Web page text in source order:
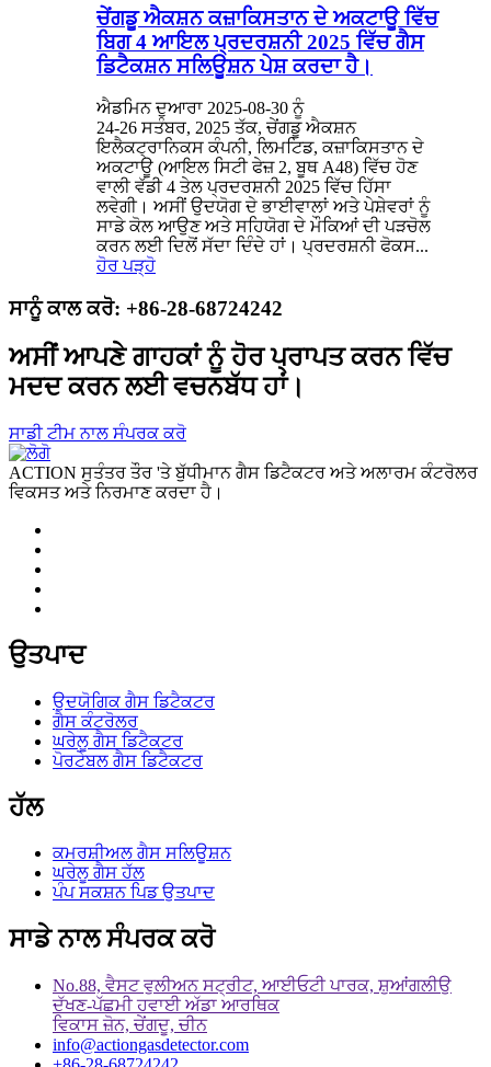
ਚੇਂਗਡੂ ਐਕਸ਼ਨ ਕਜ਼ਾਕਿਸਤਾਨ ਦੇ ਅਕਟਾਊ ਵਿੱਚ
ਬਿਗ 4 ਆਇਲ ਪ੍ਰਦਰਸ਼ਨੀ 2025 ਵਿੱਚ ਗੈਸ
ਡਿਟੈਕਸ਼ਨ ਸਲਿਊਸ਼ਨ ਪੇਸ਼ ਕਰਦਾ ਹੈ।
ਐਡਮਿਨ ਦੁਆਰਾ 2025-08-30 ਨੂੰ
24-26 ਸਤੰਬਰ, 2025 ਤੱਕ, ਚੇਂਗਡੂ ਐਕਸ਼ਨ
ਇਲੈਕਟ੍ਰਾਨਿਕਸ ਕੰਪਨੀ, ਲਿਮਟਿਡ, ਕਜ਼ਾਕਿਸਤਾਨ ਦੇ
ਅਕਟਾਊ (ਆਇਲ ਸਿਟੀ ਫੇਜ਼ 2, ਬੂਥ A48) ਵਿੱਚ ਹੋਣ
ਵਾਲੀ ਵੱਡੀ 4 ਤੇਲ ਪ੍ਰਦਰਸ਼ਨੀ 2025 ਵਿੱਚ ਹਿੱਸਾ
ਲਵੇਗੀ। ਅਸੀਂ ਉਦਯੋਗ ਦੇ ਭਾਈਵਾਲਾਂ ਅਤੇ ਪੇਸ਼ੇਵਰਾਂ ਨੂੰ
ਸਾਡੇ ਕੋਲ ਆਉਣ ਅਤੇ ਸਹਿਯੋਗ ਦੇ ਮੌਕਿਆਂ ਦੀ ਪੜਚੋਲ
ਕਰਨ ਲਈ ਦਿਲੋਂ ਸੱਦਾ ਦਿੰਦੇ ਹਾਂ। ਪ੍ਰਦਰਸ਼ਨੀ ਫੋਕਸ...
ਹੋਰ ਪੜ੍ਹੋ
ਸਾਨੂੰ ਕਾਲ ਕਰੋ: +86-28-68724242
ਅਸੀਂ ਆਪਣੇ ਗਾਹਕਾਂ ਨੂੰ ਹੋਰ ਪ੍ਰਾਪਤ ਕਰਨ ਵਿੱਚ
ਮਦਦ ਕਰਨ ਲਈ ਵਚਨਬੱਧ ਹਾਂ।
ਸਾਡੀ ਟੀਮ ਨਾਲ ਸੰਪਰਕ ਕਰੋ
ACTION ਸੁਤੰਤਰ ਤੌਰ 'ਤੇ ਬੁੱਧੀਮਾਨ ਗੈਸ ਡਿਟੈਕਟਰ ਅਤੇ ਅਲਾਰਮ ਕੰਟਰੋਲਰ
ਵਿਕਸਤ ਅਤੇ ਨਿਰਮਾਣ ਕਰਦਾ ਹੈ।
ਉਤਪਾਦ
ਉਦਯੋਗਿਕ ਗੈਸ ਡਿਟੈਕਟਰ
ਗੈਸ ਕੰਟਰੋਲਰ
ਘਰੇਲੂ ਗੈਸ ਡਿਟੈਕਟਰ
ਪੋਰਟੇਬਲ ਗੈਸ ਡਿਟੈਕਟਰ
ਹੱਲ
ਕਮਰਸ਼ੀਅਲ ਗੈਸ ਸਲਿਊਸ਼ਨ
ਘਰੇਲੂ ਗੈਸ ਹੱਲ
ਪੰਪ ਸਕਸ਼ਨ ਪਿਡ ਉਤਪਾਦ
ਸਾਡੇ ਨਾਲ ਸੰਪਰਕ ਕਰੋ
No.88, ਵੈਸਟ ਵੁਲੀਅਨ ਸਟ੍ਰੀਟ, ਆਈਓਟੀ ਪਾਰਕ, ​​ਸ਼ੁਆਂਗਲੀਉ
ਦੱਖਣ-ਪੱਛਮੀ ਹਵਾਈ ਅੱਡਾ ਆਰਥਿਕ
ਵਿਕਾਸ ਜ਼ੋਨ, ਚੇਂਗਦੂ, ਚੀਨ
info@actiongasdetector.com